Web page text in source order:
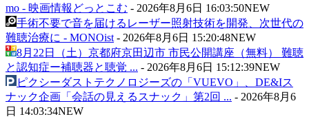
mo - 映画情報どっとこむ - 2026年8月6日 16:03:50NEW
手術不要で音を届けるレーザー照射技術を開発、次世代の
難聴治療に - MONOist - 2026年8月6日 15:20:48NEW
8月22日（土）京都府京田辺市 市民公開講座（無料） 難聴
と認知症ー補聴器と聴覚 ... - 2026年8月6日 15:12:39NEW
ピクシーダストテクノロジーズの「VUEVO」、DE&Iス
ナック企画「会話の見えるスナック」第2回 ... - 2026年8月6
日 14:03:34NEW